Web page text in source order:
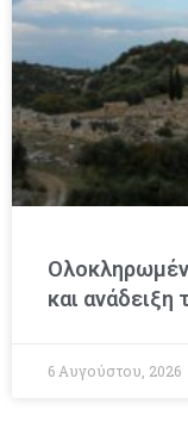
και ανάδειξη
6 Αυγούστου, 2026